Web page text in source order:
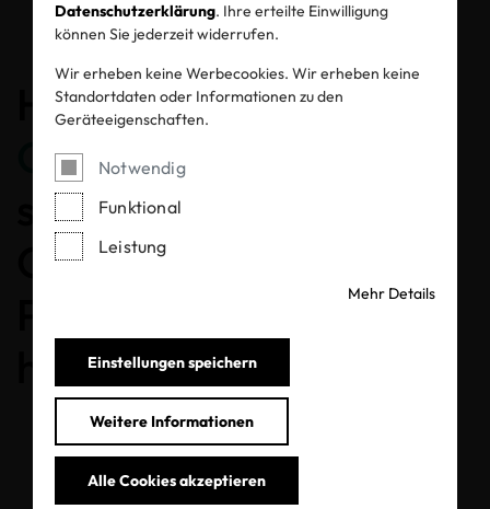
Datenschutzerklärung. Ihre erteilte Einwilligung
können Sie jederzeit widerrufen.
Wir erheben keine Werbecookies. Wir erheben keine
Standortdaten oder Informationen zu den
Geräteeigenschaften.
Notwendig
Funktional
Leistung
Mehr Details
Einstellungen speichern
Weitere Informationen
Alle Cookies akzeptieren
Herzlichen
Glückwunsch
sich für ein MADE IN
GREEN gelabeltes
Produkt entschieden
haben.